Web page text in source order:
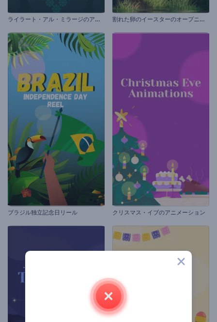
ラ
イラート・アル・ミラージのアニメーション 割
れた卵のイースターのオープニング動画
ブラジル独立記念日リール クリスマス・イブのアニメーション